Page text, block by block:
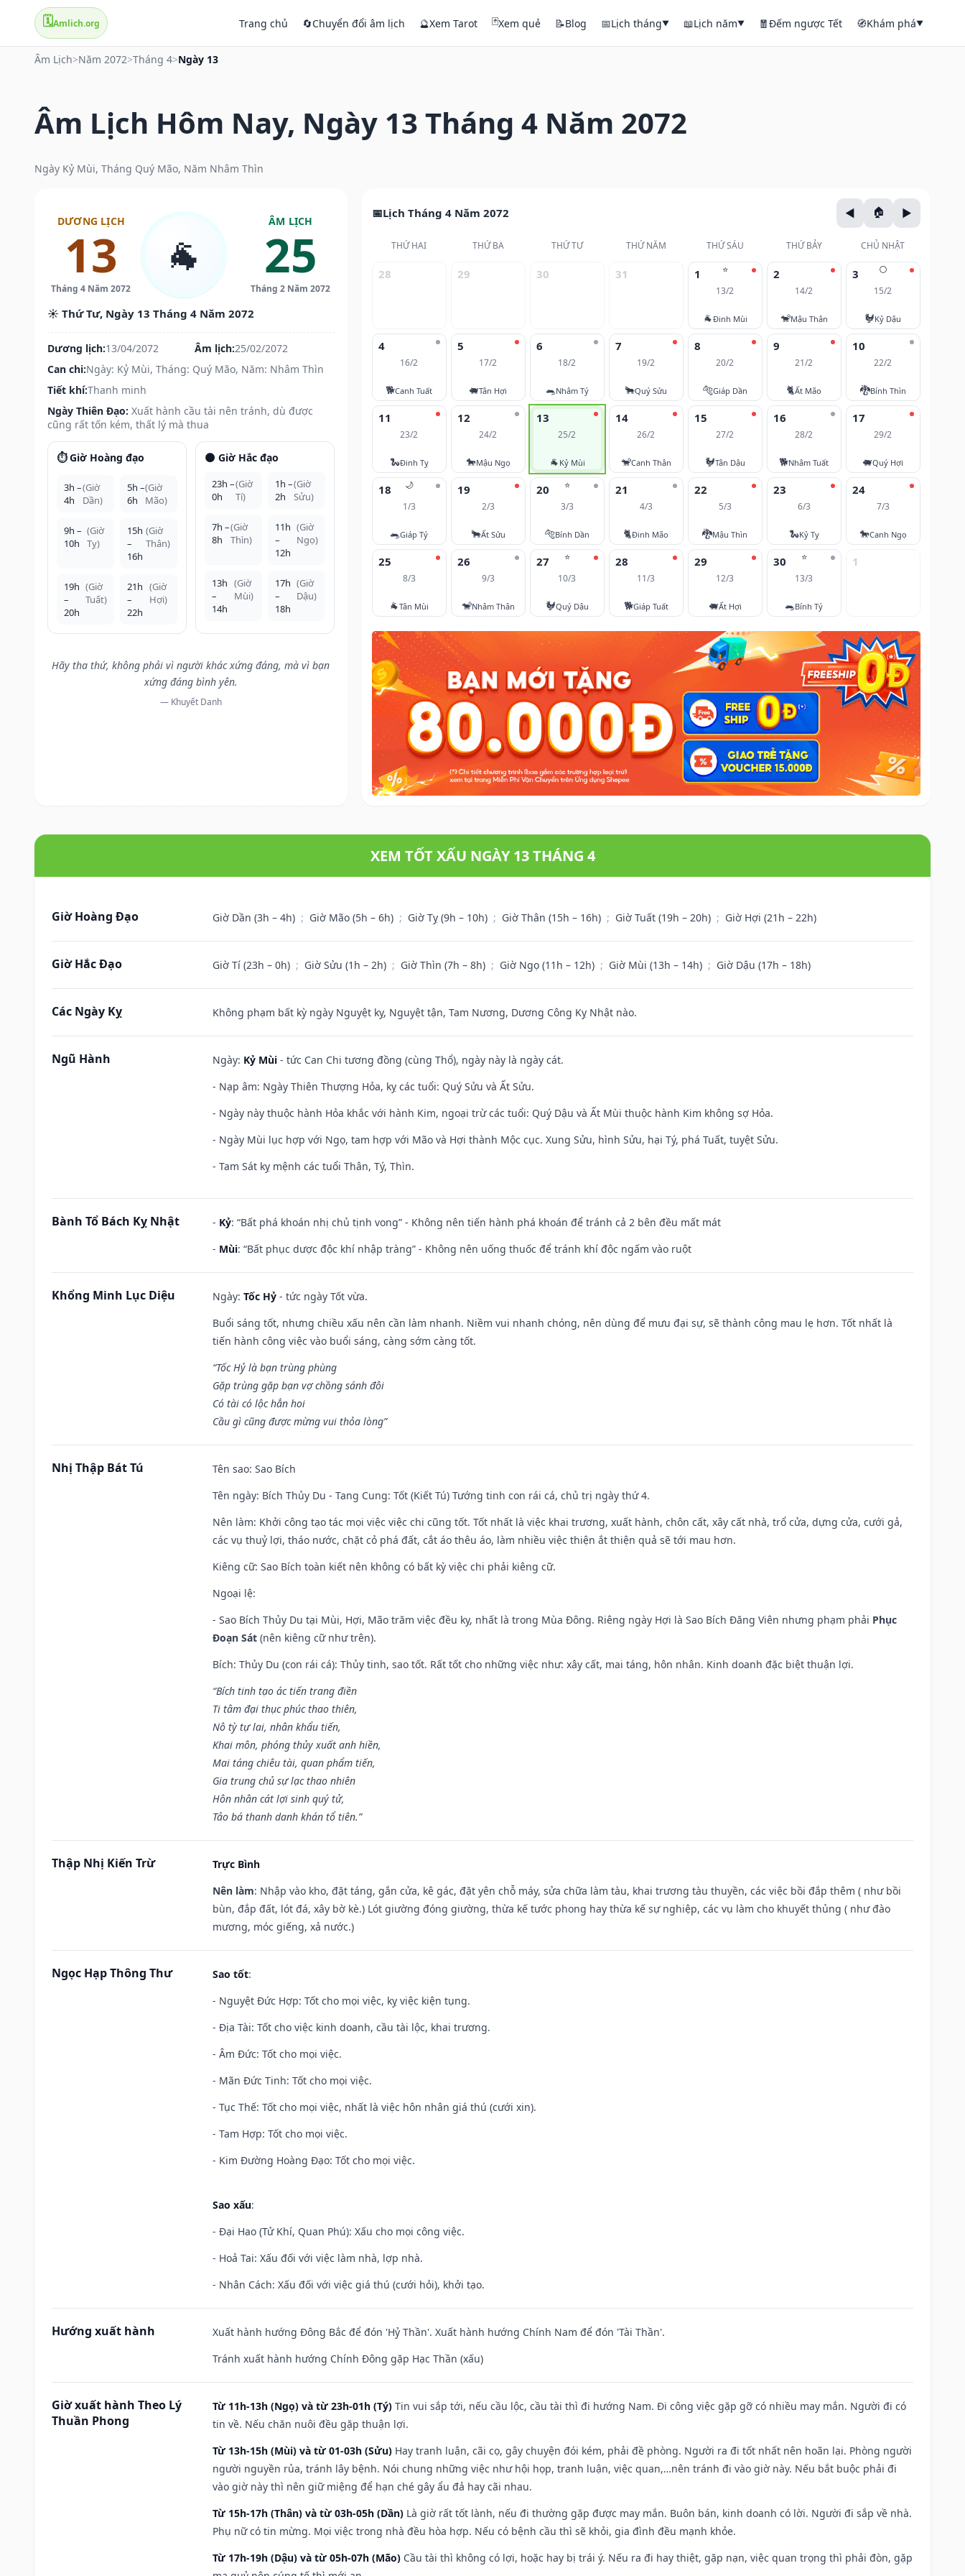
🗓️Amlich.org Trang chủ 🔄Chuyển đổi âm lịch 🔮Xem Tarot 🃏Xem quẻ 📝Blog 📅Lịch tháng▼ 📖Lịch năm▼ 🧧Đếm ngược Tết 🧭Khám phá▼
Âm Lịch>Năm 2072>Tháng 4>Ngày 13
Âm Lịch Hôm Nay, Ngày 13 Tháng 4 Năm 2072
Ngày Kỷ Mùi, Tháng Quý Mão, Năm Nhâm Thìn
DƯƠNG LỊCH
13
Tháng 4 Năm 2072
🐐
ÂM LỊCH
25
Tháng 2 Năm 2072
☀️ Thứ Tư, Ngày 13 Tháng 4 Năm 2072
Dương lịch:13/04/2072 Âm lịch:25/02/2072
Can chi:Ngày: Kỷ Mùi, Tháng: Quý Mão, Năm: Nhâm Thìn
Tiết khí:Thanh minh
Ngày Thiên Đạo: Xuất hành cầu tài nên tránh, dù được
cũng rất tốn kém, thất lý mà thua
⏱️ Giờ Hoàng đạo
3h –
4h
(Giờ
Dần)
5h –
6h
(Giờ
Mão)
9h –
10h
(Giờ
Tỵ)
15h
–
16h
(Giờ
Thân)
19h
–
20h
(Giờ
Tuất)
21h
–
22h
(Giờ
Hợi)
🌑 Giờ Hắc đạo
23h –
0h
(Giờ
Tí)
1h –
2h
(Giờ
Sửu)
7h –
8h
(Giờ
Thìn)
11h
–
12h
(Giờ
Ngọ)
13h
–
14h
(Giờ
Mùi)
17h
–
18h
(Giờ
Dậu)
Hãy tha thứ, không phải vì người khác xứng đáng, mà vì bạn
xứng đáng bình yên.
— Khuyết Danh
Lịch Tháng 4 Năm 2072
THỨ HAI THỨ BA THỨ TƯ THỨ NĂM THỨ SÁU THỨ BẢY CHỦ NHẬT
28 29 30 31 ⭐
1
13/2
🐐Đinh Mùi
2
14/2
🐒Mậu Thân
🌕
3
15/2
🐓Kỷ Dậu
4
16/2
🐕Canh Tuất
5
17/2
🐖Tân Hợi
6
18/2
🐀Nhâm Tý
7
19/2
🐂Quý Sửu
8
20/2
🐅Giáp Dần
9
21/2
🐈Ất Mão
10
22/2
🐉Bính Thìn
11
23/2
🐍Đinh Tỵ
12
24/2
🐎Mậu Ngọ
13
25/2
🐐 Kỷ Mùi
14
26/2
🐒Canh Thân
15
27/2
🐓Tân Dậu
16
28/2
🐕Nhâm Tuất
17
29/2
🐖Quý Hợi
🌙
18
1/3
🐀Giáp Tý
19
2/3
🐂Ất Sửu
⭐
20
3/3
🐅Bính Dần
21
4/3
🐈Đinh Mão
22
5/3
🐉Mậu Thìn
23
6/3
🐍Kỷ Tỵ
24
7/3
🐎Canh Ngọ
25
8/3
🐐Tân Mùi
26
9/3
🐒Nhâm Thân
⭐
27
10/3
🐓Quý Dậu
28
11/3
🐕Giáp Tuất
29
12/3
🐖Ất Hợi
⭐
30
13/3
🐀Bính Tý
1
XEM TỐT XẤU NGÀY 13 THÁNG 4
Giờ Hoàng Đạo Giờ Dần (3h – 4h) ; Giờ Mão (5h – 6h) ; Giờ Tỵ (9h – 10h) ; Giờ Thân (15h – 16h) ; Giờ Tuất (19h – 20h) ; Giờ Hợi (21h – 22h)
Giờ Hắc Đạo Giờ Tí (23h – 0h) ; Giờ Sửu (1h – 2h) ; Giờ Thìn (7h – 8h) ; Giờ Ngọ (11h – 12h) ; Giờ Mùi (13h – 14h) ; Giờ Dậu (17h – 18h)
Các Ngày Kỵ Không phạm bất kỳ ngày Nguyệt kỵ, Nguyệt tận, Tam Nương, Dương Công Kỵ Nhật nào.
Ngũ Hành Ngày: Kỷ Mùi - tức Can Chi tương đồng (cùng Thổ), ngày này là ngày cát.
- Nạp âm: Ngày Thiên Thượng Hỏa, kỵ các tuổi: Quý Sửu và Ất Sửu.
- Ngày này thuộc hành Hỏa khắc với hành Kim, ngoại trừ các tuổi: Quý Dậu và Ất Mùi thuộc hành Kim không sợ Hỏa.
- Ngày Mùi lục hợp với Ngọ, tam hợp với Mão và Hợi thành Mộc cục. Xung Sửu, hình Sửu, hại Tý, phá Tuất, tuyệt Sửu.
- Tam Sát kỵ mệnh các tuổi Thân, Tý, Thìn.
Bành Tổ Bách Kỵ Nhật - Kỷ: “Bất phá khoán nhị chủ tịnh vong” - Không nên tiến hành phá khoán để tránh cả 2 bên đều mất mát
- Mùi: “Bất phục dược độc khí nhập tràng” - Không nên uống thuốc để tránh khí độc ngấm vào ruột
Khổng Minh Lục Diệu Ngày: Tốc Hỷ - tức ngày Tốt vừa.
Buổi sáng tốt, nhưng chiều xấu nên cần làm nhanh. Niềm vui nhanh chóng, nên dùng để mưu đại sự, sẽ thành công mau lẹ hơn. Tốt nhất là
tiến hành công việc vào buổi sáng, càng sớm càng tốt.
“Tốc Hỷ là bạn trùng phùng
Gặp trùng gặp bạn vợ chồng sánh đôi
Có tài có lộc hẳn hoi
Cầu gì cũng được mừng vui thỏa lòng”
Nhị Thập Bát Tú Tên sao: Sao Bích
Tên ngày: Bích Thủy Du - Tang Cung: Tốt (Kiết Tú) Tướng tinh con rái cá, chủ trị ngày thứ 4.
Nên làm: Khởi công tạo tác mọi việc việc chi cũng tốt. Tốt nhất là việc khai trương, xuất hành, chôn cất, xây cất nhà, trổ cửa, dựng cửa, cưới gả,
các vụ thuỷ lợi, tháo nước, chặt cỏ phá đất, cắt áo thêu áo, làm nhiều việc thiện ắt thiện quả sẽ tới mau hơn.
Kiêng cữ: Sao Bích toàn kiết nên không có bất kỳ việc chi phải kiêng cữ.
Ngoại lệ:
- Sao Bích Thủy Du tại Mùi, Hợi, Mão trăm việc đều kỵ, nhất là trong Mùa Đông. Riêng ngày Hợi là Sao Bích Đăng Viên nhưng phạm phải Phục
Đoạn Sát (nên kiêng cữ như trên).
Bích: Thủy Du (con rái cá): Thủy tinh, sao tốt. Rất tốt cho những việc như: xây cất, mai táng, hôn nhân. Kinh doanh đặc biệt thuận lợi.
“Bích tinh tạo ác tiến trang điền
Ti tâm đại thục phúc thao thiên,
Nô tỳ tự lai, nhân khẩu tiến,
Khai môn, phóng thủy xuất anh hiền,
Mai táng chiêu tài, quan phẩm tiến,
Gia trung chủ sự lạc thao nhiên
Hôn nhân cát lợi sinh quý tử,
Tảo bá thanh danh khán tổ tiên.”
Thập Nhị Kiến Trừ
Trực Bình
Nên làm: Nhập vào kho, đặt táng, gắn cửa, kê gác, đặt yên chỗ máy, sửa chữa làm tàu, khai trương tàu thuyền, các việc bồi đắp thêm ( như bồi
bùn, đắp đất, lót đá, xây bờ kè.) Lót giường đóng giường, thừa kế tước phong hay thừa kế sự nghiệp, các vụ làm cho khuyết thủng ( như đào
mương, móc giếng, xả nước.)
Ngọc Hạp Thông Thư Sao tốt:
- Nguyệt Đức Hợp: Tốt cho mọi việc, kỵ việc kiện tụng.
- Địa Tài: Tốt cho việc kinh doanh, cầu tài lộc, khai trương.
- Âm Đức: Tốt cho mọi việc.
- Mãn Đức Tinh: Tốt cho mọi việc.
- Tục Thế: Tốt cho mọi việc, nhất là việc hôn nhân giá thú (cưới xin).
- Tam Hợp: Tốt cho mọi việc.
- Kim Đường Hoàng Đạo: Tốt cho mọi việc.
Sao xấu:
- Đại Hao (Tử Khí, Quan Phú): Xấu cho mọi công việc.
- Hoả Tai: Xấu đối với việc làm nhà, lợp nhà.
- Nhân Cách: Xấu đối với việc giá thú (cưới hỏi), khởi tạo.
Hướng xuất hành
Xuất hành hướng Đông Bắc để đón 'Hỷ Thần'. Xuất hành hướng Chính Nam để đón 'Tài Thần'.
Tránh xuất hành hướng Chính Đông gặp Hạc Thần (xấu)
Giờ xuất hành Theo Lý
Thuần Phong
Từ 11h-13h (Ngọ) và từ 23h-01h (Tý) Tin vui sắp tới, nếu cầu lộc, cầu tài thì đi hướng Nam. Đi công việc gặp gỡ có nhiều may mắn. Người đi có
tin về. Nếu chăn nuôi đều gặp thuận lợi.
Từ 13h-15h (Mùi) và từ 01-03h (Sửu) Hay tranh luận, cãi cọ, gây chuyện đói kém, phải đề phòng. Người ra đi tốt nhất nên hoãn lại. Phòng người
người nguyền rủa, tránh lây bệnh. Nói chung những việc như hội họp, tranh luận, việc quan,…nên tránh đi vào giờ này. Nếu bắt buộc phải đi
vào giờ này thì nên giữ miệng để hạn ché gây ẩu đả hay cãi nhau.
Từ 15h-17h (Thân) và từ 03h-05h (Dần) Là giờ rất tốt lành, nếu đi thường gặp được may mắn. Buôn bán, kinh doanh có lời. Người đi sắp về nhà.
Phụ nữ có tin mừng. Mọi việc trong nhà đều hòa hợp. Nếu có bệnh cầu thì sẽ khỏi, gia đình đều mạnh khỏe.
Từ 17h-19h (Dậu) và từ 05h-07h (Mão) Cầu tài thì không có lợi, hoặc hay bị trái ý. Nếu ra đi hay thiệt, gặp nạn, việc quan trọng thì phải đòn, gặp